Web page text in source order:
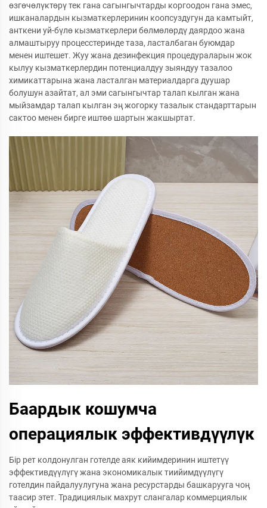
өзгөчөлүктөрү тек гана сагынгычтарды коргоодон гана эмес,
ишканалардын кызматкерлеринин коопсуздугун да камтыйт,
анткени уй-бүлө кызматкерлери бөлмөлөрдү даярдоо жана
алмаштыруу процесстеринде таза, ласталбаган буюмдар
менен иштешет. Жуу жана дезинфекция процедураларын жок
кылуу кызматкерлердин потенциалдуу зыяндуу тазалоо
химикаттарына жана ласталган материалдарга дуушар
болушун азайтат, ал эми сагынгычтар талап кылган жана
мыйзамдар талап кылган эң жогорку тазалык стандарттарын
сактоо менен бирге иштөө шартын жакшыртат.
Баардык кошумча
операциялык эффективдүүлүк
Бір рет колдонулган готелде аяк кийимдеринин иштетүү
эффективдүүлүгү жана экономикалык тиийимдүүлүгү
готелдин пайдалуулугуна жана ресурстарды башкарууга чоң
таасир этет. Традициялык махрут слангалар коммерциялык